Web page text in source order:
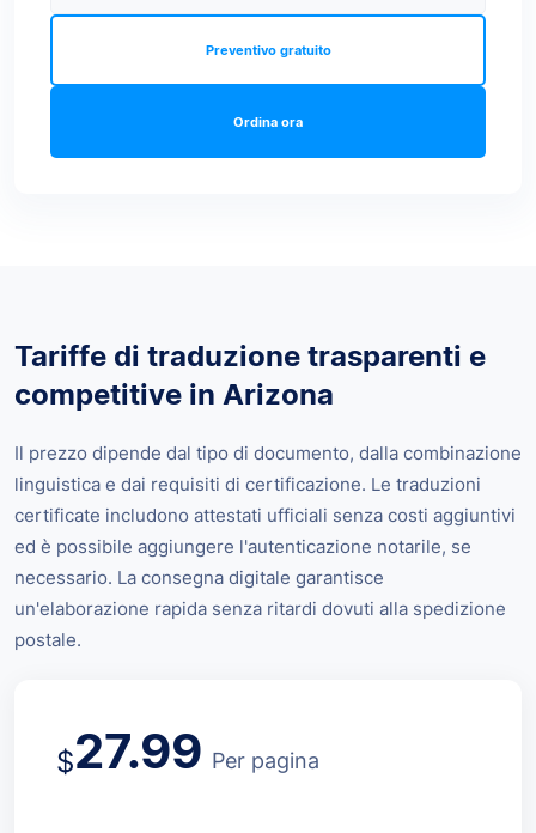
Ordina ora
Preventivo gratuito
Tariffe di traduzione trasparenti e
competitive in Arizona
Il prezzo dipende dal tipo di documento, dalla combinazione
linguistica e dai requisiti di certificazione. Le traduzioni
certificate includono attestati ufficiali senza costi aggiuntivi
ed è possibile aggiungere l'autenticazione notarile, se
necessario. La consegna digitale garantisce
un'elaborazione rapida senza ritardi dovuti alla spedizione
postale.
$27.99 Per pagina